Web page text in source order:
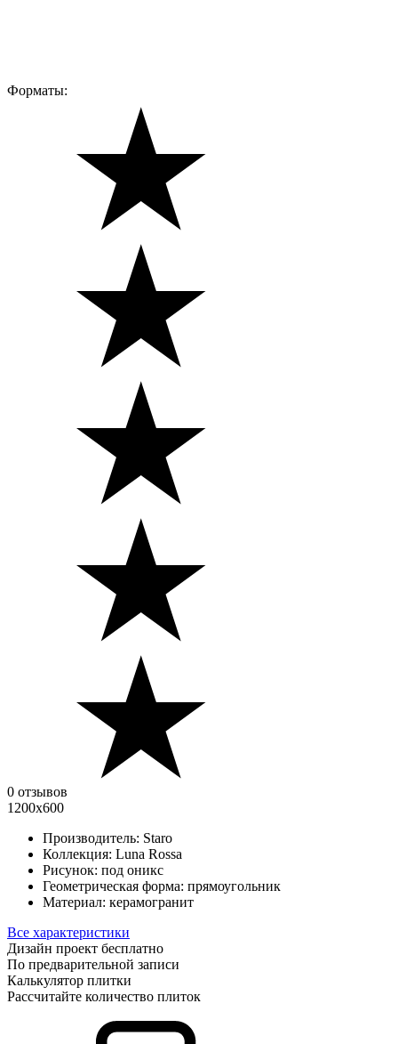
Форматы:
0 отзывов
1200х600
Производитель: Staro
Коллекция: Luna Rossa
Рисунок: под оникс
Геометрическая форма: прямоугольник
Материал: керамогранит
Все характеристики
Дизайн проект бесплатно
По предварительной записи
Калькулятор плитки
Рассчитайте количество плиток